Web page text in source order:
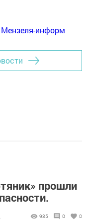
Мензеля-информ
прошли
935 0 0